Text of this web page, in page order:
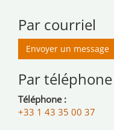
Par courriel
Envoyer un message
Par téléphone
Téléphone :
+33 1 43 35 00 37